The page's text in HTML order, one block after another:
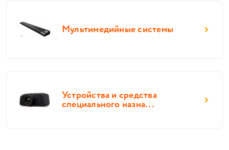
Мультимедийные системы
Устройства и средства
специального назна...